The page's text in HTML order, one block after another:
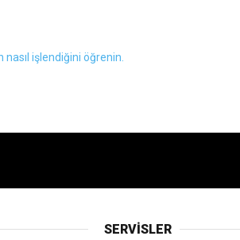
işlendiğini öğrenin.
SERVİSLER